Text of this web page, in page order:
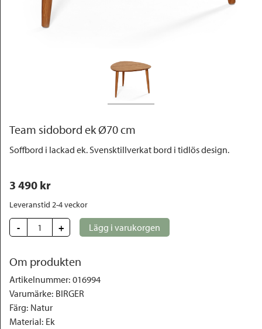
Team sidobord ek Ø70 cm
Soffbord i lackad ek. Svensktillverkat bord i tidlös design.
3 490 kr
Leveranstid 2-4 veckor
- + Lägg i varukorgen
Om produkten
Artikelnummer: 016994
Varumärke: BIRGER
Färg: Natur
Material: Ek